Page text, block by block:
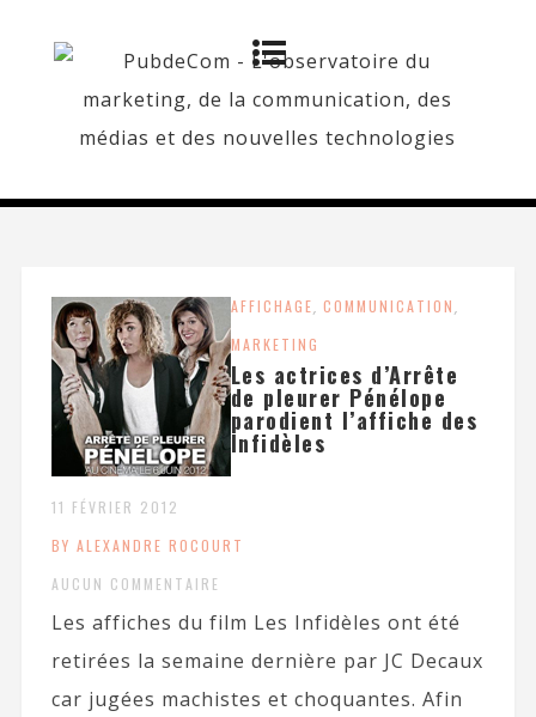
AFFICHAGE, COMMUNICATION,
MARKETING
Les actrices d’Arrête
de pleurer Pénélope
parodient l’affiche des
Infidèles
11 FÉVRIER 2012
BY ALEXANDRE ROCOURT
AUCUN COMMENTAIRE
Les affiches du film Les Infidèles ont été
retirées la semaine dernière par JC Decaux
car jugées machistes et choquantes. Afin